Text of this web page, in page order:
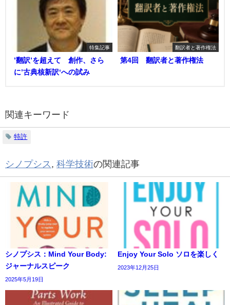
特集記事
’翻訳’を超えて 創作、さら
に’古典核新訳‘への試み
翻訳者と著作権法
第4回 翻訳者と著作権法
関連キーワード
特許
シノプシス , 科学技術の関連記事
シノプシス：Mind Your Body:
ジャーナルスピーク
2025年5月19日
Enjoy Your Solo ソロを楽しく
2023年12月25日